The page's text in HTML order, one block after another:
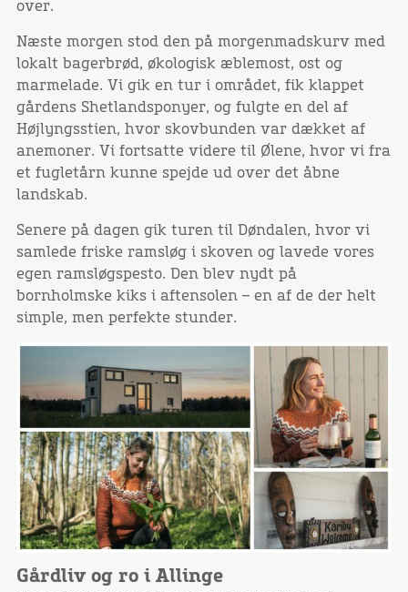
over.
Næste morgen stod den på morgenmadskurv med
lokalt bagerbrød, økologisk æblemost, ost og
marmelade. Vi gik en tur i området, fik klappet
gårdens Shetlandsponyer, og fulgte en del af
Højlyngsstien, hvor skovbunden var dækket af
anemoner. Vi fortsatte videre til Ølene, hvor vi fra
et fugletårn kunne spejde ud over det åbne
landskab.
Senere på dagen gik turen til Døndalen, hvor vi
samlede friske ramsløg i skoven og lavede vores
egen ramsløgspesto. Den blev nydt på
bornholmske kiks i aftensolen – en af de der helt
simple, men perfekte stunder.
Gårdliv og ro i Allinge